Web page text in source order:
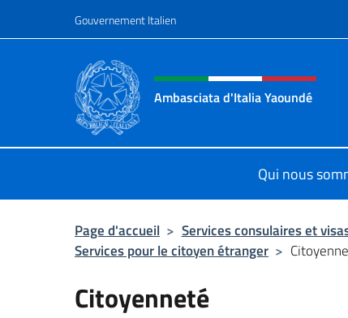
Gouvernement Italien
Site Web, social et en-
Ambasciata d'Italia Yaoundé
Qui nous
Page d'accueil > Services consulaires et
Services pour le citoyen étranger >
Citoyenneté